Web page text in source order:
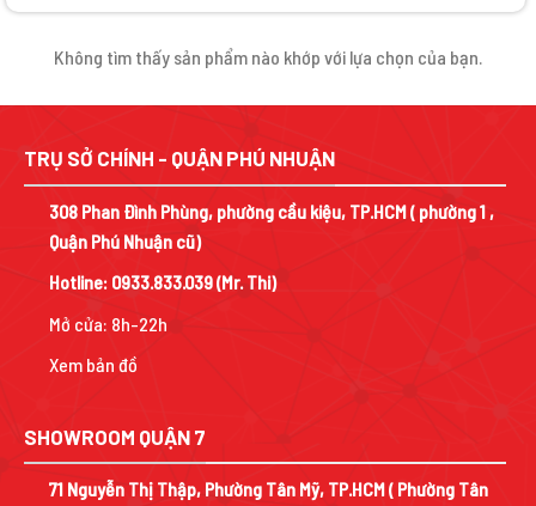
Không tìm thấy sản phẩm nào khớp với lựa chọn của bạn.
TRỤ SỞ CHÍNH - QUẬN PHÚ NHUẬN
308 Phan Đình Phùng, phường cầu kiệu, TP.HCM ( phường 1 ,
Quận Phú Nhuận cũ)
Hotline: 0933.833.039(Mr. Thi)
Mở cửa: 8h-22h
Xem bản đồ
SHOWROOM QUẬN 7
71 Nguyễn Thị Thập, Phường Tân Mỹ, TP.HCM ( Phường Tân